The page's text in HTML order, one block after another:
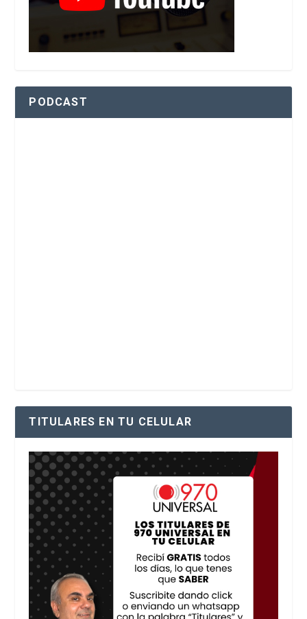
PODCAST
TITULARES EN TU CELULAR